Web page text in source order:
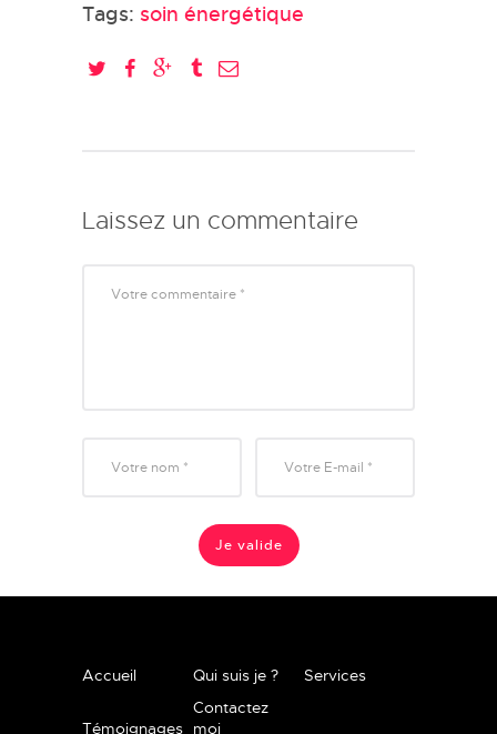
Tags: soin énergétique
Laissez un commentaire
Accueil Qui suis je ? Services
Témoignages
Contactez
moi